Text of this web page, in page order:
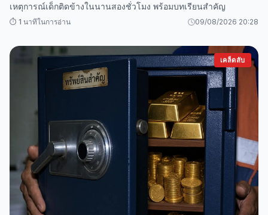
เหตุการณ์เด็กติดข้างในนานสองชั่วโมง พร้อมบทเรียนสำคัญ
⏱️ 1 นาทีในการอ่าน 09/08/2026 20:28
เคล็ดลับ